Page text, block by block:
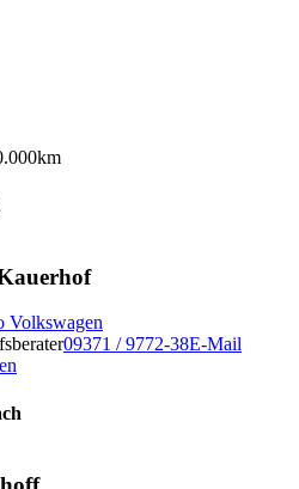
09371 / 9772-38E-Mail